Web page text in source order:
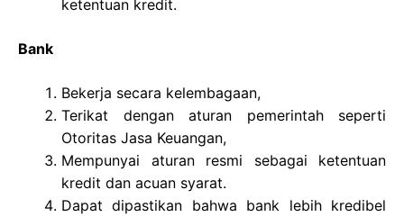
ketentuan kredit.
Bank
Bekerja secara kelembagaan,
Terikat dengan aturan pemerintah seperti
Otoritas Jasa Keuangan,
Mempunyai aturan resmi sebagai ketentuan
kredit dan acuan syarat.
Dapat dipastikan bahwa bank lebih kredibel